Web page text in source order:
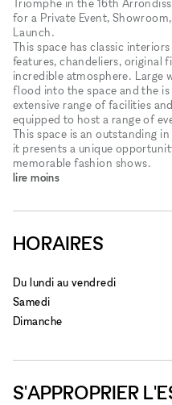
for a Private Event,
Launch.
This space has classic
features, chandeliers, original
incredible atmosphere. Large
flood into the space and the
extensive range of facilities
equipped to host a range of
This space is an outstanding
it presents a unique
memorable fashion shows.
lire moins
HORAIRES
Du lundi au vendredi
Samedi
Dimanche
S'APPROPRIER